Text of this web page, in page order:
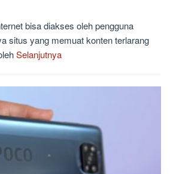
bisa diakses oleh pengguna
situs yang memuat konten terlarang
Selanjutnya